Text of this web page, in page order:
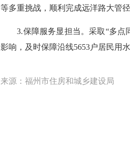
等多重挑战，顺利完成远洋路大管
3.保障服务显担当。采取“多点同
影响，及时保障沿线5653户居民用水
来源：福州市住房和城乡建设局